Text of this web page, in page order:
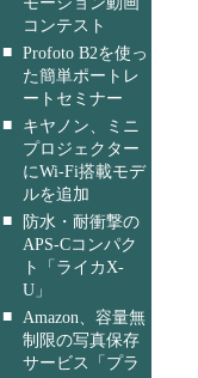
コンテスト
■ Profoto B2を使っ
た簡単ポートレ
ートセミナー
■
キヤノン、ミニ
プロジェクター
にWi-Fi搭載モデ
ルを追加
■
防水・耐衝撃の
APS-Cコンパク
ト「ライカX-
U」
■
Amazon、容量無
制限の写真保存
サービス「プラ